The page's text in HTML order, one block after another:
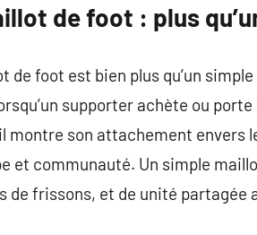
de foot : plus
de foot est bien plus qu’un
supporter achète ou
il montre son attachement
et communauté. Un simple
de frissons, et de unité partagée